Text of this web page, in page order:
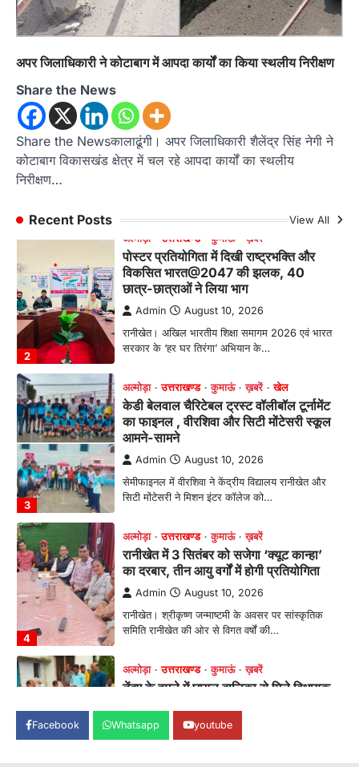
अपर जिलाधिकारी ने कोटाबाग में आपदा कार्यों का किया स्थलीय निरीक्षण
Share the News
Share the Newsकालाढूंगी। अपर जिलाधिकारी शैलेंद्र सिंह नेगी ने
कोटाबाग विकासखंड क्षेत्र में चल रहे आपदा कार्यों का स्थलीय
निरीक्षण…
Recent Posts View All
1
Admin August 10, 2026
स्याल्दे में तेंदुए के हमले से घायल बालिका का हाल जानने
पोस्टर प्रतियोगिता में दिखी राष्ट्रभक्ति और
विकसित भारत@2047 की झलक, 40
छात्र-छात्राओं ने लिया भाग
Admin August 10, 2026
3
अल्मोड़ा उत्तराखण्ड कुमाऊं ख़बरें
केडी बेलवाल चैरिटेबल ट्रस्ट वॉलीबॉल टूर्नामेंट
का फाइनल , वीरशिवा और सिटी मोंटेसरी स्कूल
आमने-सामने
Admin August 10, 2026
सेमीफाइनल में वीरशिवा ने केंद्रीय विद्यालय रानीखेत और
सिटी मोंटेसरी ने मिशन इंटर कॉलेज को…
4
अल्मोड़ा उत्तराखण्ड कुमाऊं ख़बरें
रानीखेत में 3 सितंबर को सजेगा ‘क्यूट कान्हा’
का दरबार, तीन आयु वर्गों में होगी प्रतियोगिता
Admin
रानीखेत। श्रीकृष्ण जन्माष्टमी के अवसर पर सांस्कृतिक
समिति रानीखेत की ओर से विगत वर्षों की…
1
तेंदुए के हमले में घायल बालिका से मिले विधायक
महेश जीना, DFO अल्मोड़ा को सुरक्षा के कड़े
निर्देश
Admin August 10, 2026
स्याल्दे में तेंदुए के हमले से घायल बालिका का हाल जानने
पहुंचे विधायक महेश जीना,…
अल्मोड़ा उत्तराखण्ड कुमाऊं ख़बरें
पोस्टर प्रतियोगिता में दिखी राष्ट्रभक्ति और
छात्र-छात्राओं ने लिया भाग
Admin August 10, 2026
रानीखेत। अखिल भारतीय शिक्षा समागम 2026 एवं भारत
Facebook Whatsapp youtube